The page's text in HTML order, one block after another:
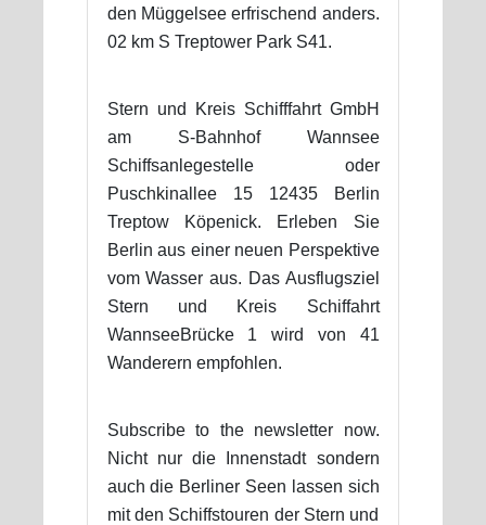
den Müggelsee erfrischend anders.
02 km S Treptower Park S41.
Stern und Kreis Schifffahrt GmbH
am S-Bahnhof Wannsee
Schiffsanlegestelle oder
Puschkinallee 15 12435 Berlin
Treptow Köpenick. Erleben Sie
Berlin aus einer neuen Perspektive
vom Wasser aus. Das Ausflugsziel
Stern und Kreis Schiffahrt
WannseeBrücke 1 wird von 41
Wanderern empfohlen.
Subscribe to the newsletter now.
Nicht nur die Innenstadt sondern
auch die Berliner Seen lassen sich
mit den Schiffstouren der Stern und